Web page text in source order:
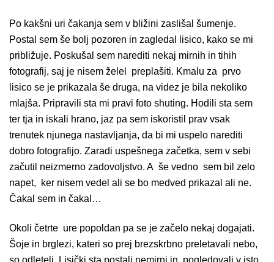
Po kakšni uri čakanja sem v bližini zaslišal šumenje.
Postal sem še bolj pozoren in zagledal lisico, kako se mi
približuje. Poskušal sem narediti nekaj mirnih in tihih
fotografij, saj je nisem želel preplašiti. Kmalu za prvo
lisico se je prikazala še druga, na videz je bila nekoliko
mlajša. Pripravili sta mi pravi foto shuting. Hodili sta sem
ter tja in iskali hrano, jaz pa sem iskoristil prav vsak
trenutek njunega nastavljanja, da bi mi uspelo narediti
dobro fotografijo. Zaradi uspešnega začetka, sem v sebi
začutil neizmerno zadovoljstvo. A še vedno sem bil zelo
napet, ker nisem vedel ali se bo medved prikazal ali ne.
Čakal sem in čakal…
Okoli četrte ure popoldan pa se je začelo nekaj dogajati.
Šoje in brglezi, kateri so prej brezskrbno preletavali nebo,